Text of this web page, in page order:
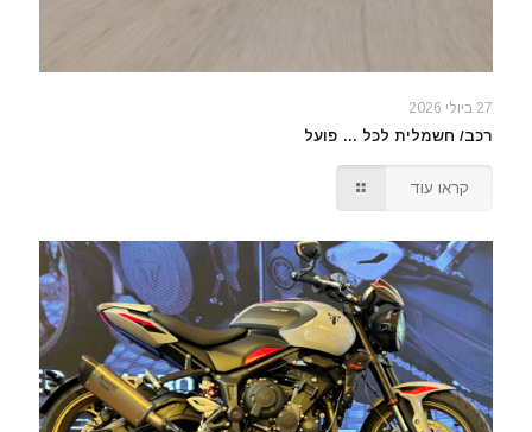
27 ביולי 2026
רכב/ חשמלית לכל … פועל
קראו עוד